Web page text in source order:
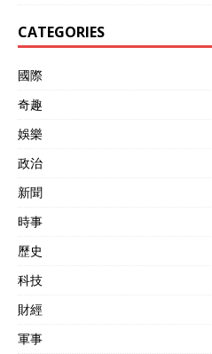
CATEGORIES
國際
奇趣
娛樂
政治
新聞
時事
歷史
科技
財經
軍事